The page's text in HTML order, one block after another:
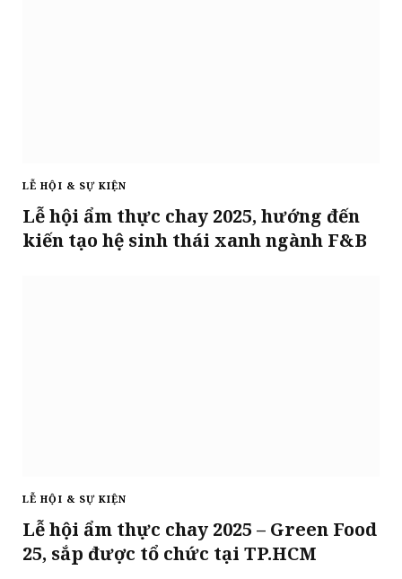
LỄ HỘI & SỰ KIỆN
Lễ hội ẩm thực chay 2025, hướng đến
kiến tạo hệ sinh thái xanh ngành F&B
LỄ HỘI & SỰ KIỆN
Lễ hội ẩm thực chay 2025 – Green Food
25, sắp được tổ chức tại TP.HCM